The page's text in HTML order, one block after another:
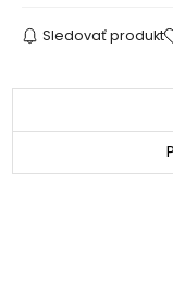
Sledovať produkt